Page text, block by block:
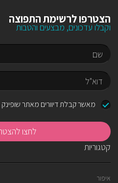
הצטרפו לרשימת התפוצה
וקבלו עדכונים, מבצעים והטבות
שם
דוא"למאשר קבלת דיוורים מאתר שופינק
קטגוריות
איפור